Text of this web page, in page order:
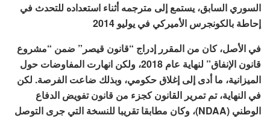
السوري السابق، يستمع إلى مترجمه أثناء استعداده للتحدث في
إحاطة بالكونجرس الأميركي في يوليو 2014
في الأصل، كان من المقرر إدراج “قانون قيصر” ضمن “مشروع
قانون الإنفاق” لنهاية عام 2018، ولكن انهارت المفاوضات حول
الميزانية، ما أدى إلى إغلاق حكومي، وبذلك ضاعت الفرصة. لكن
في النهاية، تم تمرير القانون كجزء من قانون تفويض الدفاع
الوطني (NDAA)، وكان مطابقا تقريبا للنسخة التي جرى التوصل